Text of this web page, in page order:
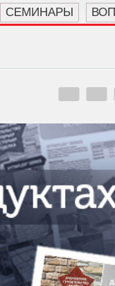
СЕМИНАРЫ